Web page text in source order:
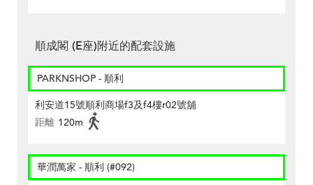
順成閣 (E座)附近的配套設施
PARKNSHOP - 順利
利安道15號順利商場f3及f4樓r02號舖
距離 120m
華潤萬家 - 順利 (#092)